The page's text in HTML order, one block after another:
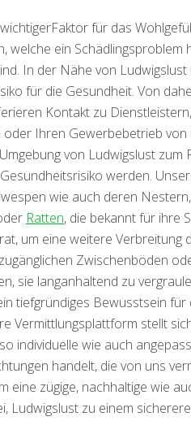
für das
ein
In der Nähe von
für die Gesundheit. Von
Kontakt zu
Ihren Gewerbebetrieb
von Ludwigslust
werden.
wie auch deren
Ratten, die bekannt für ihre
um eine weitere
Zwischenböden
sie langanhaltend zu
tiefgründiges Bewusstsein
Vermittlungsplattform stellt
individuelle wie auch
handelt, die von uns
eine zügige, nachhaltige wie
zu einem